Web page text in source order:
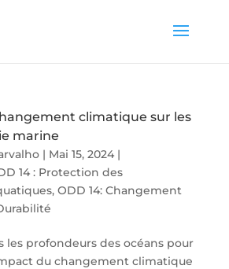
climatique sur les
marine
| Mai 15, 2024|
14 : Protection des
, ODD 14: Changement
les profondeurs des océans pour
du changement climatique